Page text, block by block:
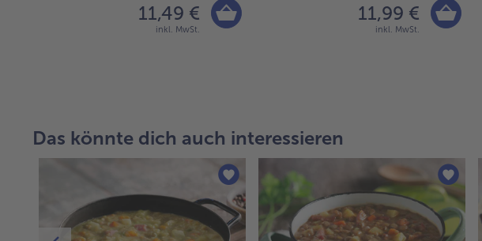
11,49 €
inkl. MwSt.
11,99 €
inkl. MwSt.
Das könnte dich auch interessieren